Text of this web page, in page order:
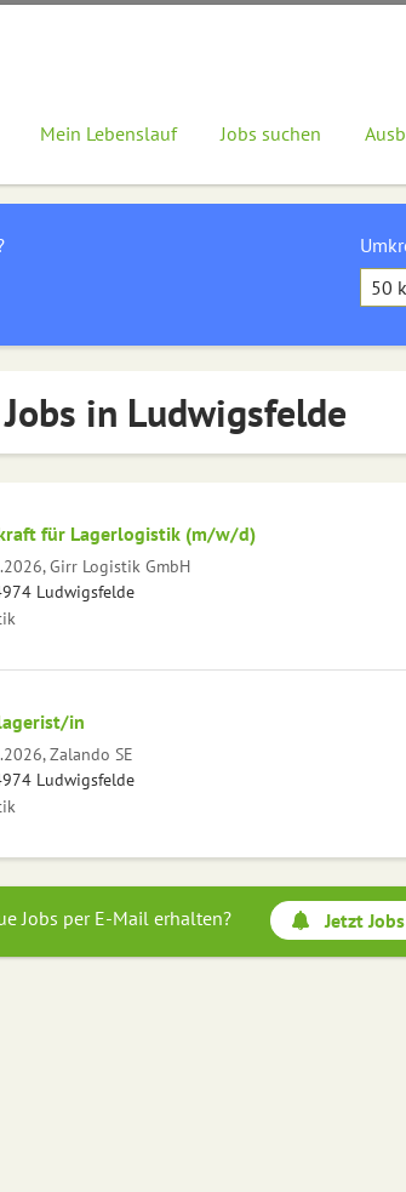
Mein Lebenslauf Jobs suchen
50
in Ludwigsfelde
für Lagerlogistik (m/w/d)
Girr Logistik GmbH
Ludwigsfelde
in
Zalando SE
Ludwigsfelde
Jobs per E-Mail erhalten? Jetzt